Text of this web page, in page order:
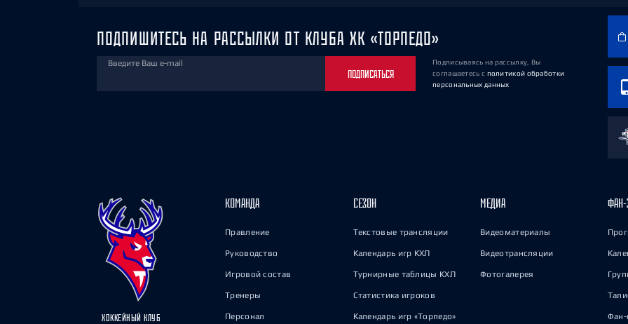
ПОДПИШИТЕСЬ НА РАССЫЛКИ ОТ КЛУБА ХК «ТОРПЕДО»
Введите Ваш e-mail
ПОДПИСАТЬСЯ
Подписываясь на рассылку, Вы
соглашаетесь с политикой обработки
персональных данных
ХОККЕЙНЫЙ КЛУБ
КОМАНДА
Правление
Руководство
Игровой состав
Тренеры
Персонал
СЕЗОН
Текстовые трансляции
Календарь игр КХЛ
Турнирные таблицы КХЛ
Статистика игроков
Календарь игр «Торпедо»
МЕДИА
Видеоматериалы
Видеотрансляции
Фотогалерея
ФАН-
Фан-